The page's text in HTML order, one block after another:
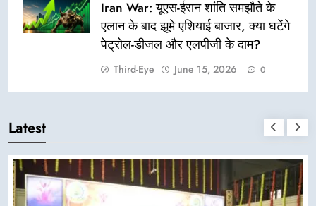
Iran War: यूएस-ईरान शांति समझौते के
एलान के बाद झूमे एशियाई बाजार, क्या घटेंगे
पेट्रोल-डीजल और एलपीजी के दाम?
Third-Eye June 15, 2026 0
Latest